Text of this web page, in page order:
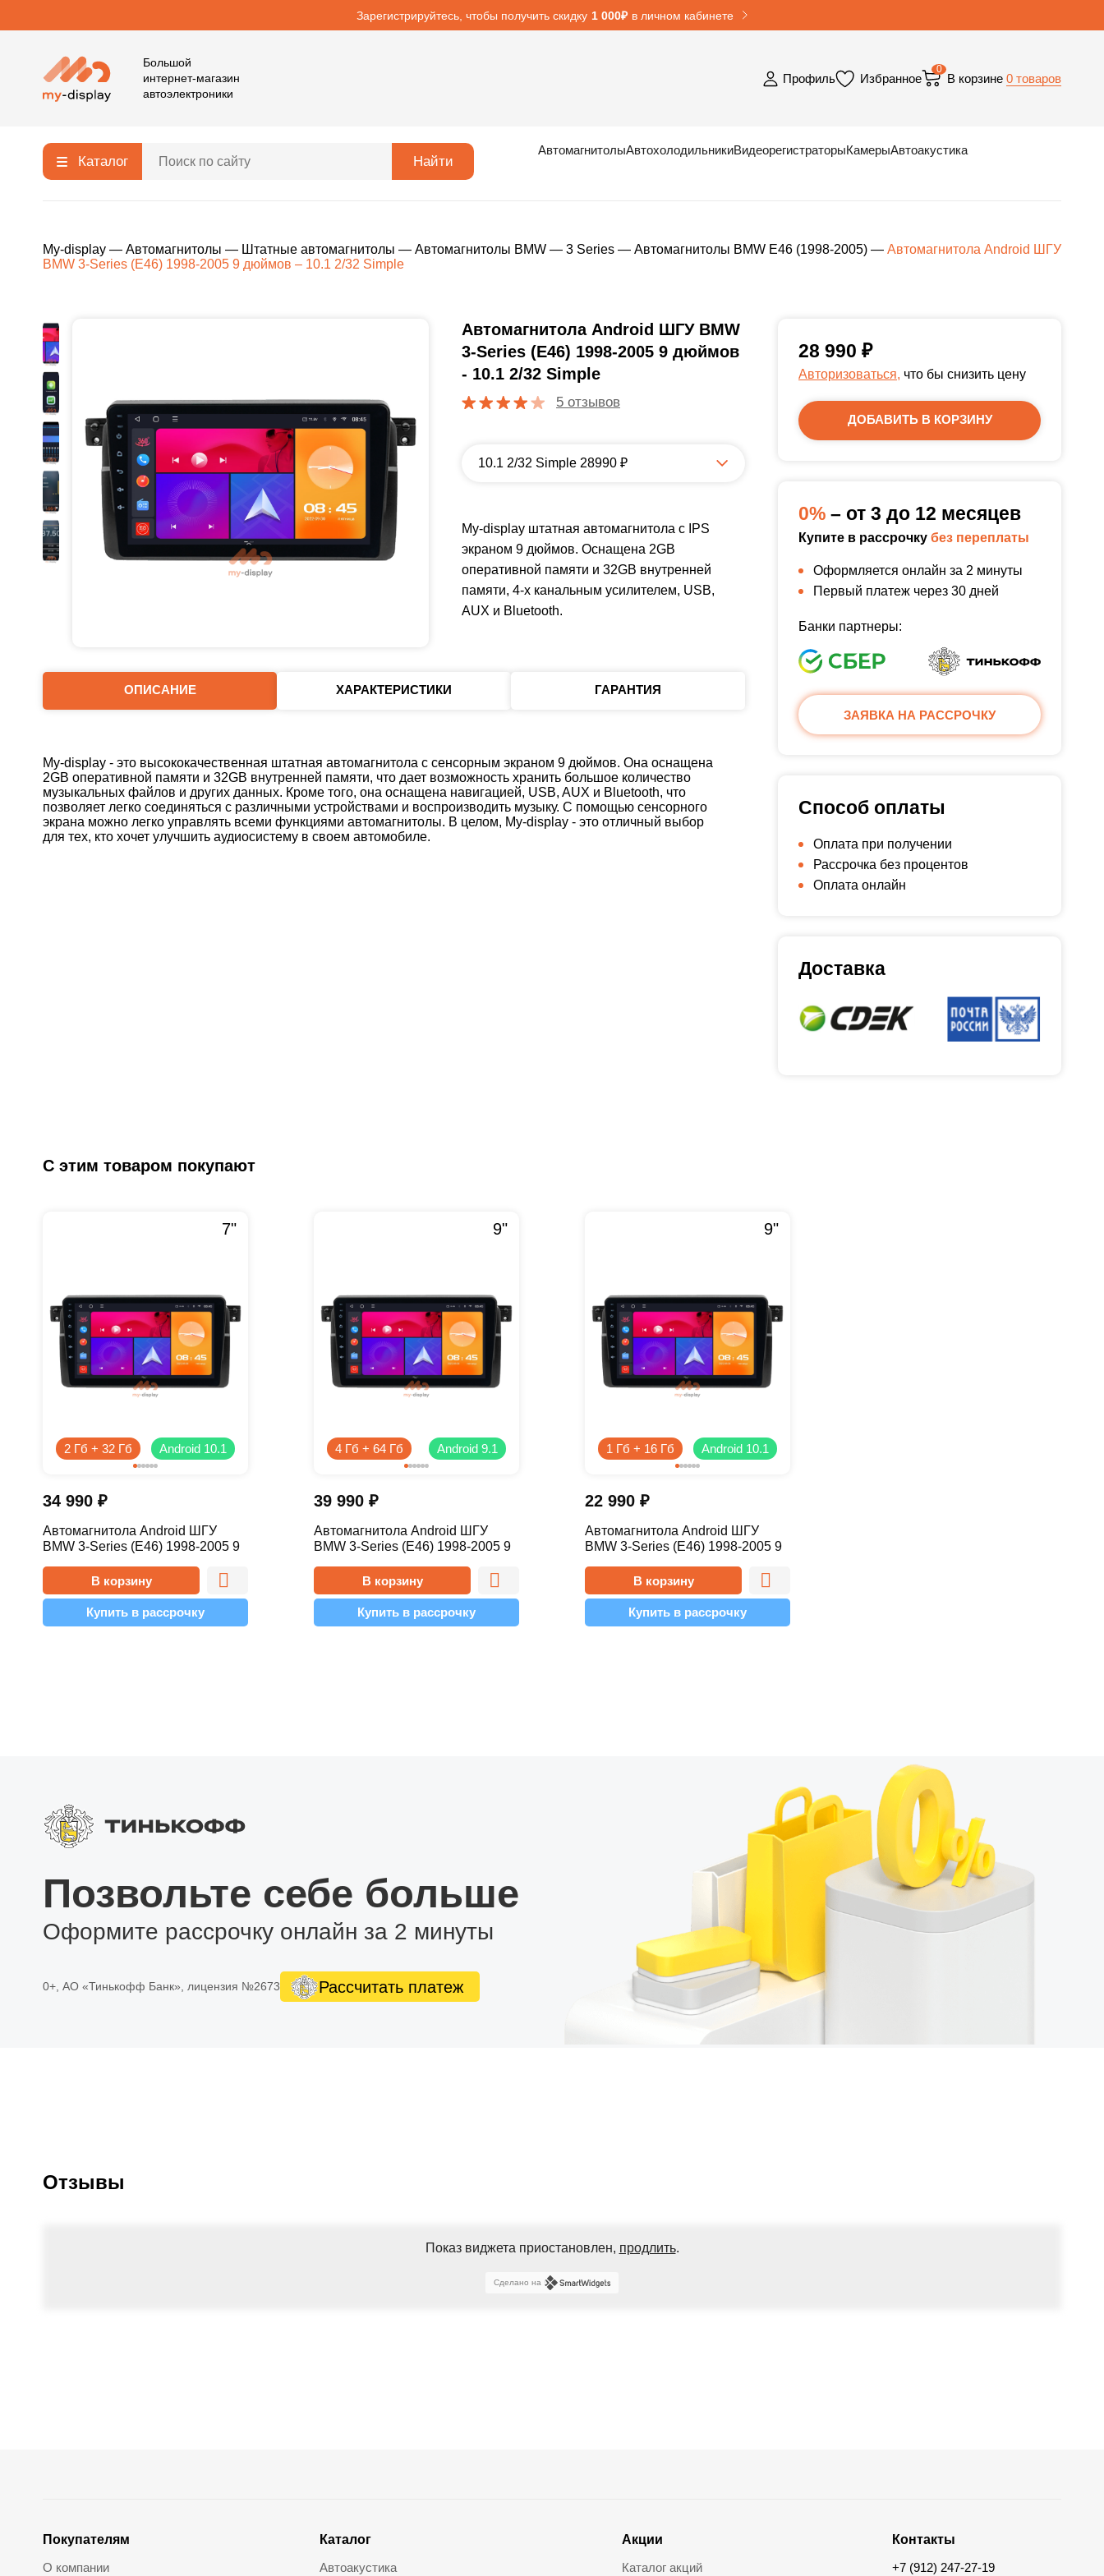
Зарегистрируйтесь, чтобы получить скидку 1 000₽ в личном кабинете
Большой
интернет-магазин
автоэлектроники
Профиль Избранное
0
В корзине 0 товаров
Каталог Найти
АвтомагнитолыАвтохолодильникиВидеорегистраторыКамерыАвтоакустика
My-display — Автомагнитолы — Штатные автомагнитолы — Автомагнитолы BMW — 3 Series — Автомагнитолы BMW E46 (1998-2005) — Автомагнитола Android ШГУ
BMW 3-Series (E46) 1998-2005 9 дюймов – 10.1 2/32 Simple
Автомагнитола Android ШГУ BMW
3-Series (E46) 1998-2005 9 дюймов
- 10.1 2/32 Simple
5 отзывов
10.1 2/32 Simple 28990 ₽
My-display штатная автомагнитола с IPS
экраном 9 дюймов. Оснащена 2GB
оперативной памяти и 32GB внутренней
памяти, 4-х канальным усилителем, USB,
AUX и Bluetooth.
ОПИСАНИЕ ХАРАКТЕРИСТИКИ ГАРАНТИЯ
My-display - это высококачественная штатная автомагнитола с сенсорным экраном 9 дюймов. Она оснащена
2GB оперативной памяти и 32GB внутренней памяти, что дает возможность хранить большое количество
музыкальных файлов и других данных. Кроме того, она оснащена навигацией, USB, AUX и Bluetooth, что
позволяет легко соединяться с различными устройствами и воспроизводить музыку. С помощью сенсорного
экрана можно легко управлять всеми функциями автомагнитолы. В целом, My-display - это отличный выбор
для тех, кто хочет улучшить аудиосистему в своем автомобиле.
28 990 ₽
Авторизоваться, что бы снизить цену
ДОБАВИТЬ В КОРЗИНУ
0% – от 3 до 12 месяцев
Купите в рассрочку без переплаты
Оформляется онлайн за 2 минуты
Первый платеж через 30 дней
Банки партнеры:
ЗАЯВКА НА РАССРОЧКУ
Способ оплаты
Оплата при получении
Рассрочка без процентов
Оплата онлайн
Доставка
С этим товаром покупают
2 Гб + 32 Гб
7"
Android 10.1
34 990 ₽
Автомагнитола Android ШГУ
BMW 3-Series (E46) 1998-2005 9
В корзину
Купить в рассрочку
4 Гб + 64 Гб
9"
Android 9.1
39 990 ₽
Автомагнитола Android ШГУ
BMW 3-Series (E46) 1998-2005 9
В корзину
Купить в рассрочку
1 Гб + 16 Гб
9"
Android 10.1
22 990 ₽
Автомагнитола Android ШГУ
BMW 3-Series (E46) 1998-2005 9
В корзину
Купить в рассрочку
Позвольте себе больше
Оформите рассрочку онлайн за 2 минуты
0+, АО «Тинькофф Банк», лицензия №2673 Рассчитать платеж
Отзывы
Показ виджета приостановлен, продлить.
Сделано на
Покупателям
О компании
Каталог
Автоакустика
Акции
Каталог акций
Контакты
+7 (912) 247-27-19